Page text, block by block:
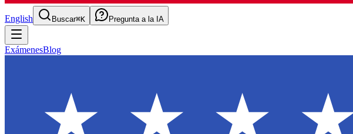
English Buscar⌘K Pregunta a la IA
ExámenesBlog